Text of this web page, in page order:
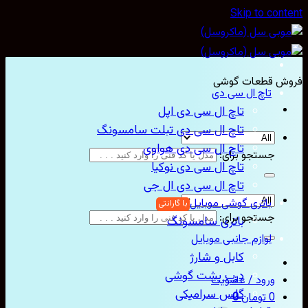
Skip to
قطعات گوشی
جستجو برای:
جستجو برای:
ورود / عضویت
تومان0
تاچ ال سی دی
تاچ ال سی دی اپل
تاچ ال سی دی تبلت سامسونگ
تاچ ال سی دی هواوی
تاچ ال سی دی نوکیا
تاچ ال سی دی ال جی
باتری گوشی موبایل
باتری سامسونگ
لوازم جانبی موبایل
کابل و شارژ
درب پشت گوشی
گلس سرامیکی